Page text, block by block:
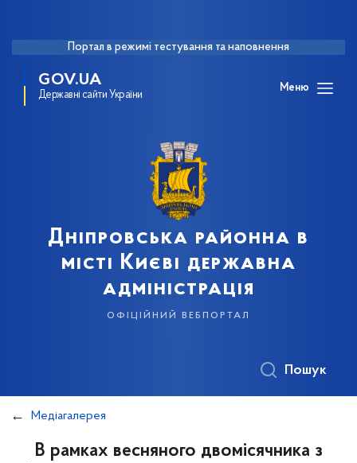
Портал в режимі тестування та наповнення
GOV.UA
Державні сайти України
Меню
Дніпровська районна в
місті Києві державна
адміністрація
офіційний вебпортал
Пошук
Медіагалерея
В рамках весняного двомісячника з